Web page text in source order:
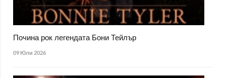
Почина рок легендата Бони Тейлър
09 Юли 2026